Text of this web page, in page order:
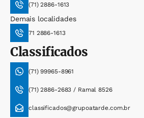
(71) 2886-1613
Demais localidades
71 2886-1613
Classificados
(71) 99965-8961
(71) 2886-2683 / Ramal 8526
classificados@grupoatarde.com.br